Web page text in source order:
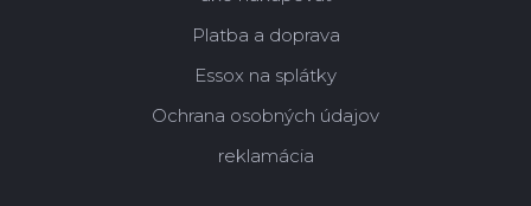
Platba a doprava
Essox na splátky
Ochrana osobných údajov
reklamácia